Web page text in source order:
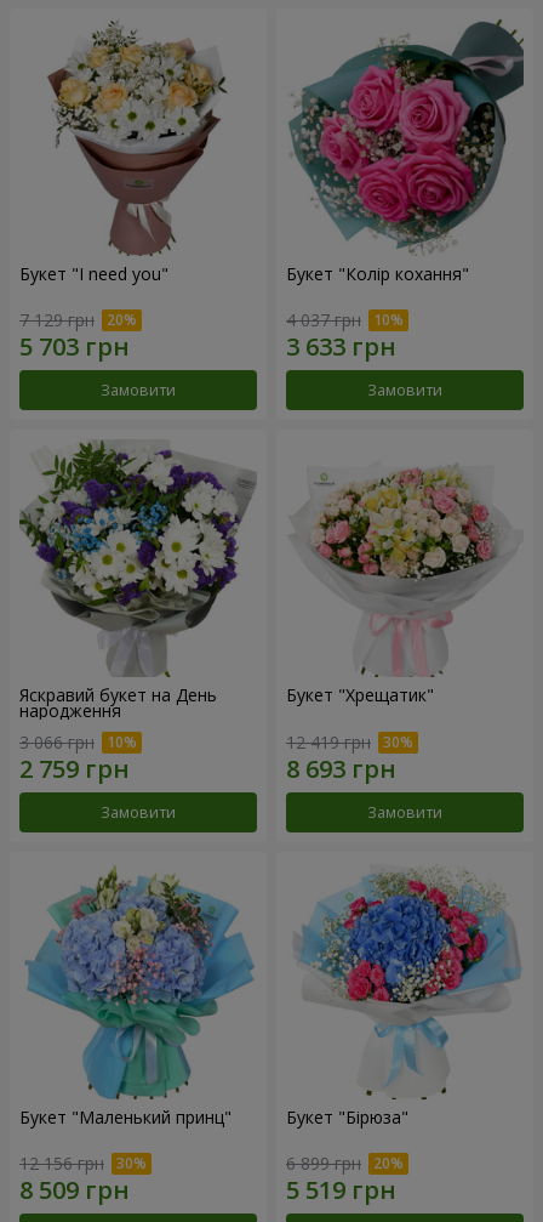
Букет "I need you"
7 129 грн
Замовити
Букет "Колір кохання"
4 037 грн
Замовити
Яскравий букет на День
народження
3 066 грн
Замовити
Букет "Хрещатик"
12 419 грн
Замовити
Букет "Маленький принц"
12 156 грн
Букет "Бірюза"
6 899 грн